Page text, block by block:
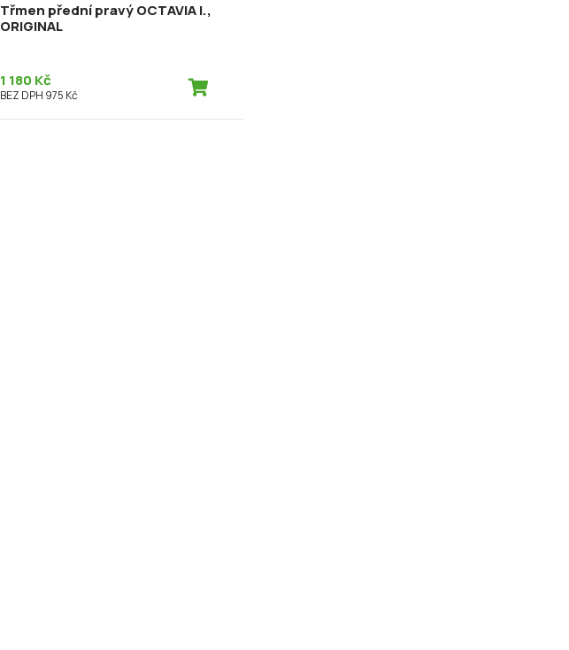
Třmen přední pravý OCTAVIA I.,
ORIGINAL
1 180 Kč
BEZ DPH 975 Kč